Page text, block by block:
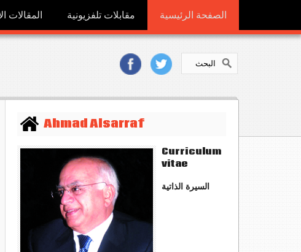
الصفحة الرئيسية مقابلات تلفزيونية المقالات
Ahmad Alsarraf
Curriculum
vitae
السيرة الذاتية